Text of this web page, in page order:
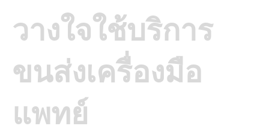
วางใจใช้บริการ
ขนส่งเครื่องมือ
แพทย์